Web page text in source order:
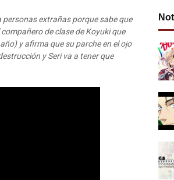
extrañas porque sabe que
de clase de Koyuki que
y afirma que su parche en el ojo
y Seri va a tener que